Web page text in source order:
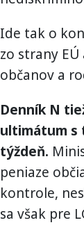
Ide tak o
zo strany
občanov a
Denník N
ultimátum s
týždeň.
peniaze
kontrole,
sa však pre